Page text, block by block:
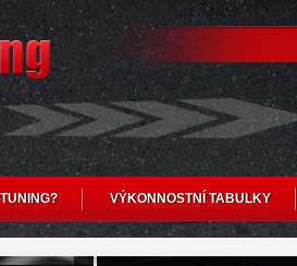
VÝKONNOSTNÍ TABULKY